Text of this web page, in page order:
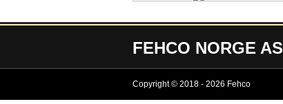
FEHCO NORGE AS
Copyright © 2018 - 2026 Fehco